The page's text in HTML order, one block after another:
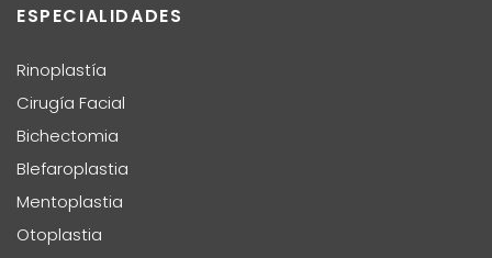
ESPECIALIDADES
Rinoplastía
Cirugía Facial
Bichectomia
Blefaroplastia
Mentoplastia
Otoplastia